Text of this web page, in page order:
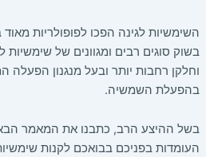
השימשיות לגינה הפכו לפופולריות
בשוק סוגים רבים ומגוונים של
וחלקן רחבות יותר ובעל מנגנון
בהפעלת השמשיה.
בשל ההיצע הרב, כתבנו את המאמר
העומדות בפניכם בבואכם לקנות